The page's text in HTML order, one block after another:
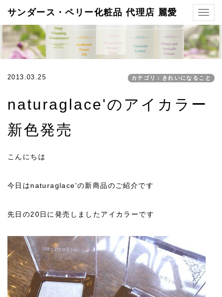
サンダース・ペリー化粧品 代理店 麗愛
2013.03.25 カテゴリ：きれいになること
naturaglace'のアイカラー
新色発売
こんにちは
今日はnaturaglace'の新商品のご紹介です
先日の20日に発売しましたアイカラーです